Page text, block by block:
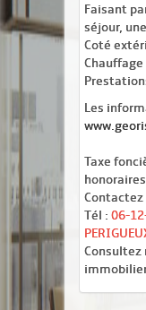
Faisant
séjour,
Coté
Les
Taxe
Tél : 06-
Consultez